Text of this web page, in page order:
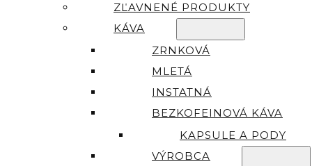
ZĽAVNENÉ PRODUKTY
KÁVA
ZRNKOVÁ
MLETÁ
INSTATNÁ
BEZKOFEINOVÁ KÁVA
KAPSULE A PODY
VÝROBCA